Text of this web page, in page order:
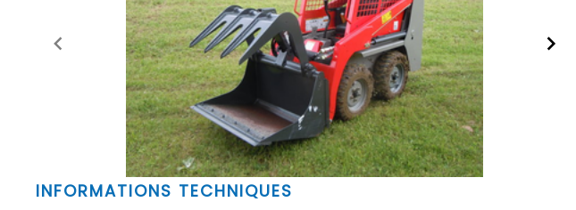
Item
INFORMATIONS TECHNIQUES